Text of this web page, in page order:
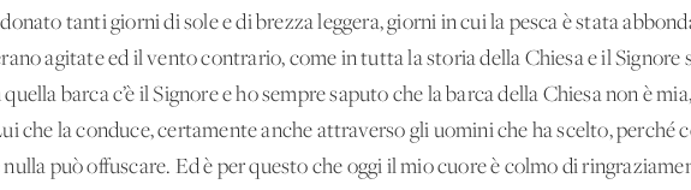
tanti giorni di sole e di brezza leggera, giorni in cui la pesca è stata
agitate ed il vento contrario, come in tutta la storia della Chiesa e il
barca c’è il Signore e ho sempre saputo che la barca della Chiesa non è
che la conduce, certamente anche attraverso gli uomini che ha scelto, perché
nulla può offuscare. Ed è per questo che oggi il mio cuore è colmo di